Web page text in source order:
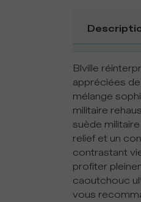
Blville
appréciées
mélange
militaire
suède
relief et un
contrastant
profiter
caoutchouc
vous